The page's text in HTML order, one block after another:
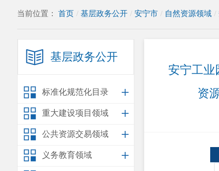
当前位置： 首页 / 基层政务公开 / 安宁市 / 自然资源领域 /
基层政务公开
标准化规范化目录
重大建设项目领域
公共资源交易领域
义务教育领域
安宁工
资